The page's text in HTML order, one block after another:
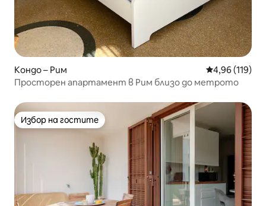
Кондо – Рим Средна
4,96 (119)
Просторен апартамент в Рим близо до метрото
Избор на гостите
Избор на гостите